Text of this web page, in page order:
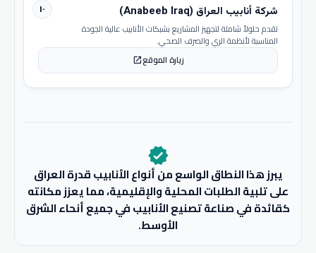
١٠ شركة أنابيب العراق (Anabeeb Iraq)
تقدم حلولاً شاملة لتجهيز المشاريع بشبكات الأنابيب عالية الجودة
المناسبة لأنظمة الري والصرف الصحي.
زيارة الموقعopen_in_new
verified
يبرز هذا النطاق الواسع من أنواع الأنابيب قدرة العراق
على تلبية الطلبات المحلية والإقليمية، مما يعزز مكانته
كقائدة في صناعة تصنيع الأنابيب في جميع أنحاء الشرق
الأوسط.